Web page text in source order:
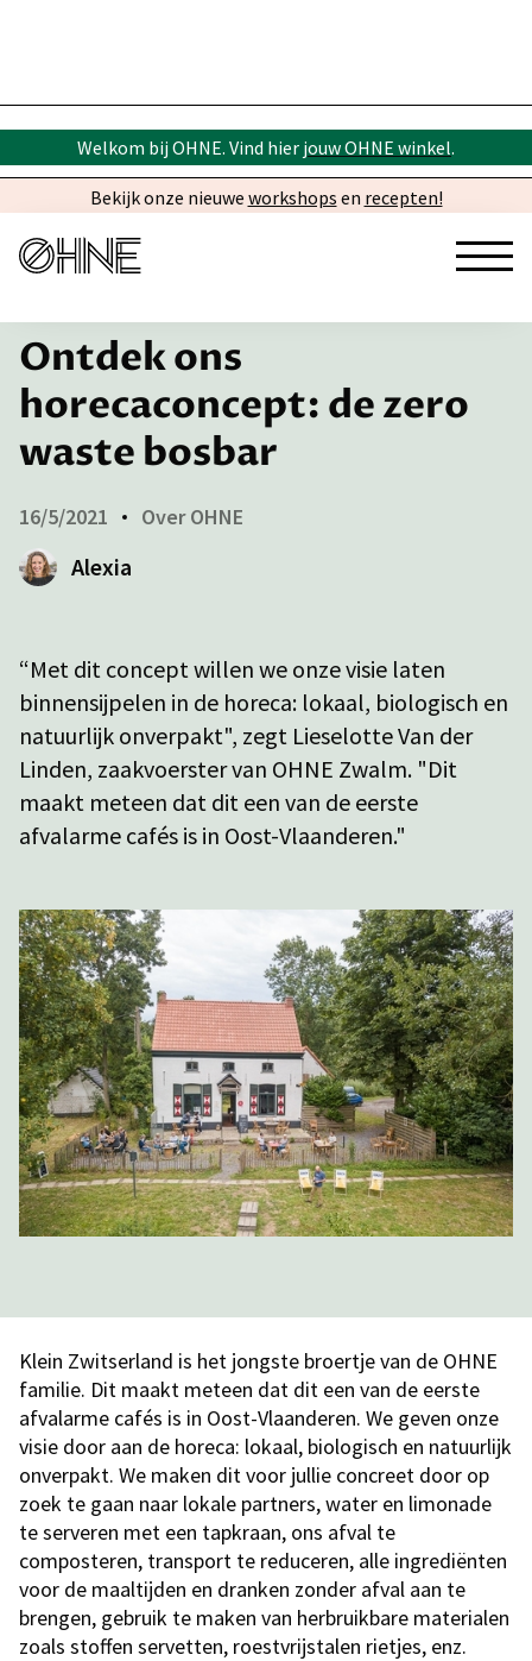
Welkom bij OHNE. Vind hier jouw OHNE winkel.
Bekijk onze nieuwe workshops en recepten!
← Inspiratie
Ontdek ons
horecaconcept: de zero
waste bosbar
Alexia
16/5/2021 Over OHNE
“Met dit concept willen we onze visie laten
binnensijpelen in de horeca: lokaal, biologisch en
natuurlijk onverpakt", zegt Lieselotte Van der
Linden, zaakvoerster van OHNE Zwalm. "Dit
maakt meteen dat dit een van de eerste
afvalarme cafés is in Oost-Vlaanderen."
Klein Zwitserland is het jongste broertje van de OHNE
familie. Dit maakt meteen dat dit een van de eerste
afvalarme cafés is in Oost-Vlaanderen. We geven onze
visie door aan de horeca: lokaal, biologisch en natuurlijk
onverpakt. We maken dit voor jullie concreet door op
zoek te gaan naar lokale partners, water en limonade
te serveren met een tapkraan, ons afval te
composteren, transport te reduceren, alle ingrediënten
voor de maaltijden en dranken zonder afval aan te
brengen, gebruik te maken van herbruikbare materialen
zoals stoffen servetten, roestvrijstalen rietjes, enz.